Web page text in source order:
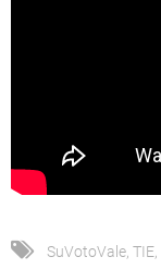
SuVotoVale, TIE,